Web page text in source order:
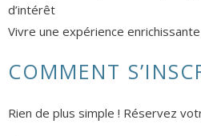
d’intérêt
Vivre une expérience
COMMENT
Rien de plus simple ! Réservez